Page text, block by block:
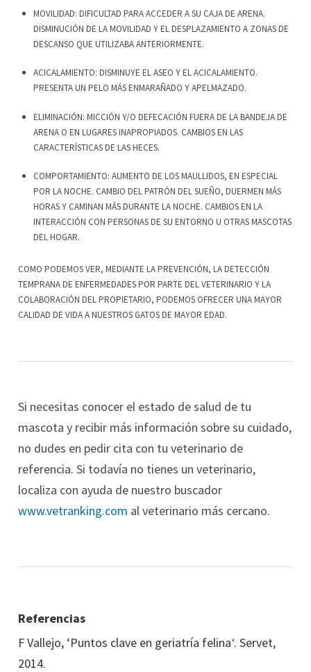
MOVILIDAD: DIFICULTAD PARA ACCEDER A SU CAJA DE ARENA.
DISMINUCIÓN DE LA MOVILIDAD Y EL DESPLAZAMIENTO A ZONAS DE
DESCANSO QUE UTILIZABA ANTERIORMENTE.
ACICALAMIENTO: DISMINUYE EL ASEO Y EL ACICALAMIENTO.
PRESENTA UN PELO MÁS ENMARAÑADO Y APELMAZADO.
ELIMINACIÓN: MICCIÓN Y/O DEFECACIÓN FUERA DE LA BANDEJA DE
ARENA O EN LUGARES INAPROPIADOS. CAMBIOS EN LAS
CARACTERÍSTICAS DE LAS HECES.
COMPORTAMIENTO: AUMENTO DE LOS MAULLIDOS, EN ESPECIAL
POR LA NOCHE. CAMBIO DEL PATRÓN DEL SUEÑO, DUERMEN MÁS
HORAS Y CAMINAN MÁS DURANTE LA NOCHE. CAMBIOS EN LA
INTERACCIÓN CON PERSONAS DE SU ENTORNO U OTRAS MASCOTAS
DEL HOGAR.
COMO PODEMOS VER, MEDIANTE LA PREVENCIÓN, LA DETECCIÓN
TEMPRANA DE ENFERMEDADES POR PARTE DEL VETERINARIO Y LA
COLABORACIÓN DEL PROPIETARIO, PODEMOS OFRECER UNA MAYOR
CALIDAD DE VIDA A NUESTROS GATOS DE MAYOR EDAD.
Si necesitas conocer el estado de salud de tu
mascota y recibir más información sobre su cuidado,
no dudes en pedir cita con tu veterinario de
referencia. Si todavía no tienes un veterinario,
localiza con ayuda de nuestro buscador
www.vetranking.com al veterinario más cercano.
Referencias
F Vallejo, ‘Puntos clave en geriatría felina‘. Servet,
2014.